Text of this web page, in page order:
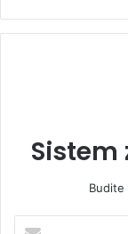
Sistem
Budite